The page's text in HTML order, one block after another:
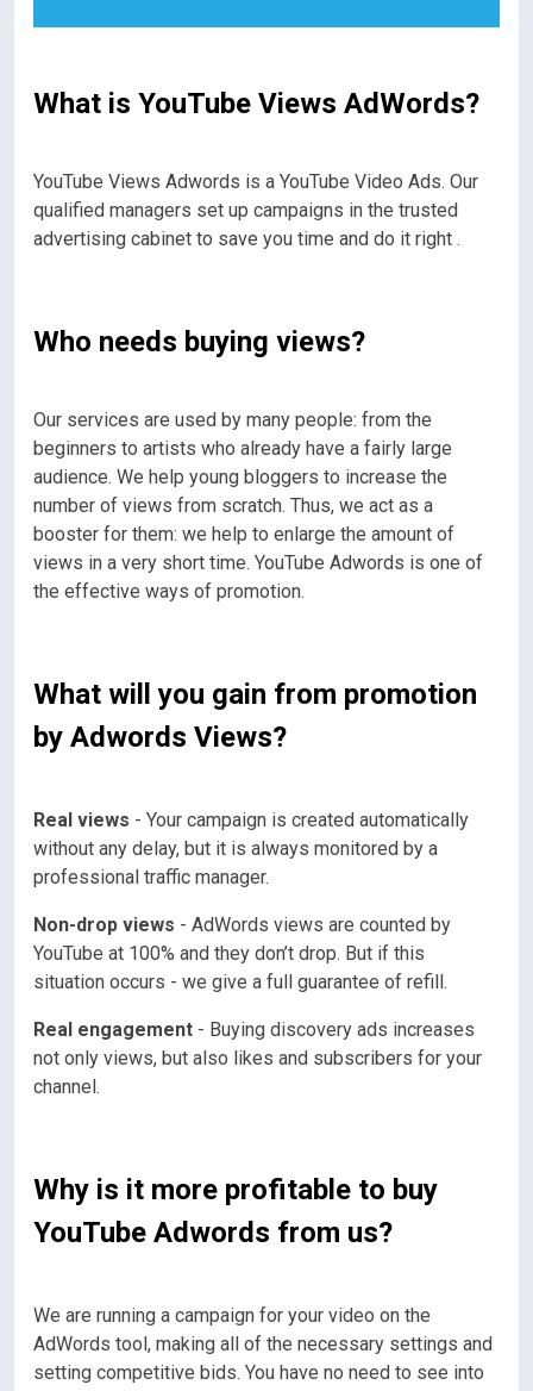
What is YouTube Views AdWords?
YouTube Views Adwords is a YouTube Video Ads. Our
qualified managers set up campaigns in the trusted
advertising cabinet to save you time and do it right .
Who needs buying views?
Our services are used by many people: from the
beginners to artists who already have a fairly large
audience. We help young bloggers to increase the
number of views from scratch. Thus, we act as a
booster for them: we help to enlarge the amount of
views in a very short time. YouTube Adwords is one of
the effective ways of promotion.
What will you gain from promotion
by Adwords Views?
Real views - Your campaign is created automatically
without any delay, but it is always monitored by a
professional traffic manager.
Non-drop views - AdWords views are counted by
YouTube at 100% and they don’t drop. But if this
situation occurs - we give a full guarantee of refill.
Real engagement - Buying discovery ads increases
not only views, but also likes and subscribers for your
channel.
Why is it more profitable to buy
YouTube Adwords from us?
We are running a campaign for your video on the
AdWords tool, making all of the necessary settings and
setting competitive bids. You have no need to see into